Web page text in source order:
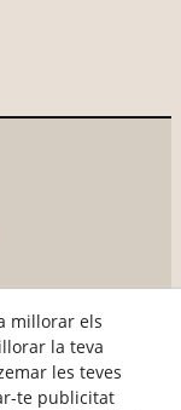
millorar els
la teva
les teves
te publicitat